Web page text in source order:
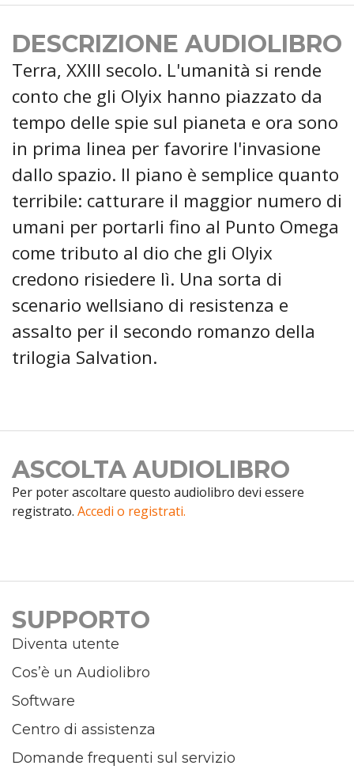
DESCRIZIONE AUDIOLIBRO
Terra, XXIII secolo. L'umanità si rende
conto che gli Olyix hanno piazzato da
tempo delle spie sul pianeta e ora sono
in prima linea per favorire l'invasione
dallo spazio. Il piano è semplice quanto
terribile: catturare il maggior numero di
umani per portarli fino al Punto Omega
come tributo al dio che gli Olyix
credono risiedere lì. Una sorta di
scenario wellsiano di resistenza e
assalto per il secondo romanzo della
trilogia Salvation.
ASCOLTA AUDIOLIBRO
Per poter ascoltare questo audiolibro devi essere
registrato. Accedi o registrati.
SUPPORTO
Diventa utente
Cos’è un Audiolibro
Software
Centro di assistenza
Domande frequenti sul servizio